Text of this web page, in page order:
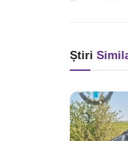
Știri